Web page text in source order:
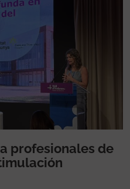
profesionales de